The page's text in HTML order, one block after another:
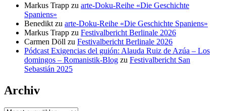
Markus Trapp zu arte-Doku-Reihe «Die Geschichte
Spaniens»
Benedikt zu arte-Doku-Reihe «Die Geschichte Spaniens»
Markus Trapp zu Festivalbericht Berlinale 2026
Carmen Döll zu Festivalbericht Berlinale 2026
Pódcast Exigencias del guión: Alauda Ruiz de Azúa – Los
domingos – Romanistik-Blog zu Festivalbericht San
Sebastián 2025
Archiv